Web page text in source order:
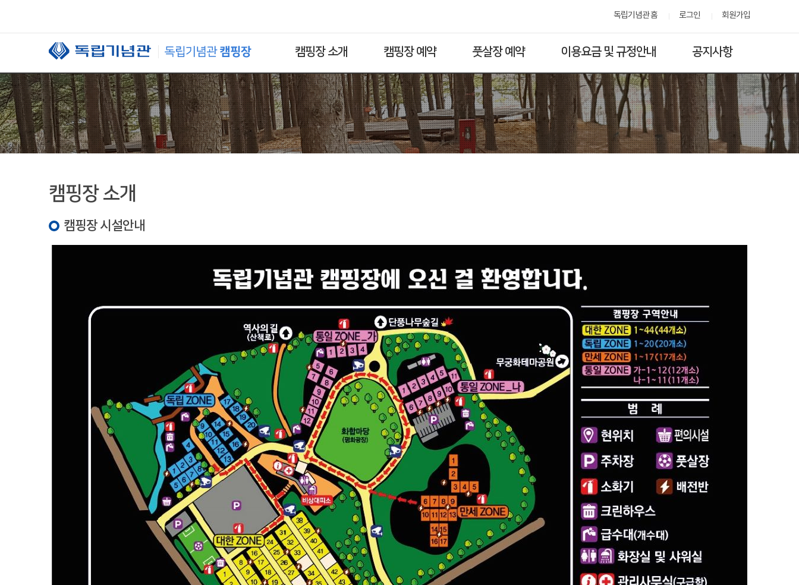
독립기념관 홈 로그인 회원가입
캠핑장 소개 캠핑장 예약 풋살장 예약 이용요금 및 규정안내 공지사항
캠핑장 소개
캠핑장 시설안내